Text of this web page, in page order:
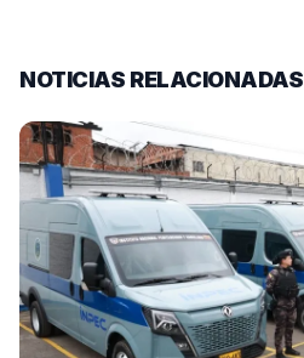
NOTICIAS RELACIONADAS